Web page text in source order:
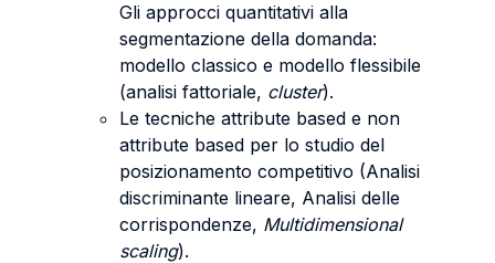
Gli approcci quantitativi alla
segmentazione della domanda:
modello classico e modello flessibile
(analisi fattoriale, cluster).
Le tecniche attribute based e non
attribute based per lo studio del
posizionamento competitivo (Analisi
discriminante lineare, Analisi delle
corrispondenze, Multidimensional
scaling).